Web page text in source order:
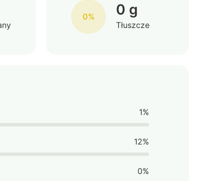
0% 0 g
Tłuszcze
1%
12%
0%